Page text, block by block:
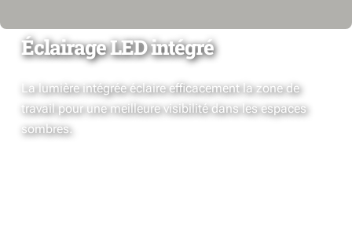
Éclairage LED intégré
La lumière intégrée éclaire efficacement la zone de
travail pour une meilleure visibilité dans les espaces
sombres.